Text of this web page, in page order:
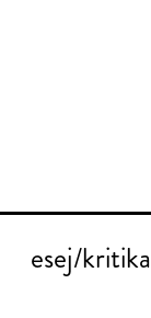
esej/kritika